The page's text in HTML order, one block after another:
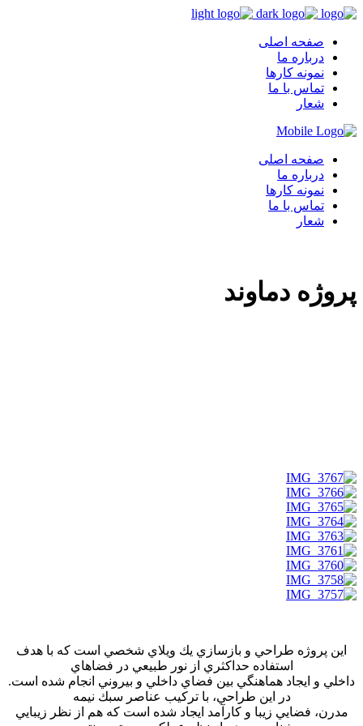
صفحه اصلی
درباره ما
نمونه کارها
تماس با ما
شعار
صفحه اصلی
درباره ما
نمونه کارها
تماس با ما
شعار
پروژه دماوند
اين پروژه طراحي و بازسازي يك ويلاي شخصي است كه با هدف
استفاده حداكثري از نور طبيعي در فضاهاي
داخلي و ايجاد هماهنگي بين فضاي داخلي و بيروني انجام شده است.
در اين طراحي، با تركيب عناصر سبك نيمه
مدرن، فضايي زيبا و كارآمد ايجاد شده است كه هم از نظر زيبايي